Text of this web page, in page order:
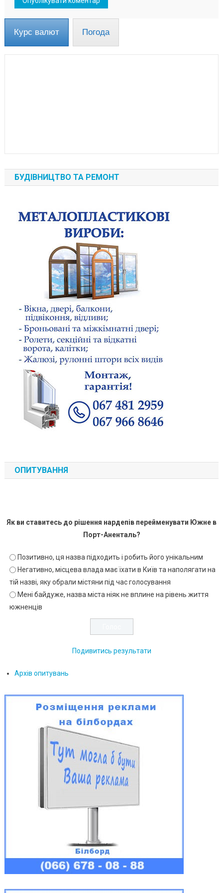
Курс валют Погода
БУДІВНИЦТВО ТА РЕМОНТ
ОПИТУВАННЯ
Як ви ставитесь до рішення нардепів перейменувати Южне в
Порт-Аненталь?
Позитивно, ця назва підходить і робить його унікальним
Негативно, місцева влада має їхати в Київ та наполягати на
тій назві, яку обрали містяни під час голосування
Мені байдуже, назва міста ніяк не вплине на рівень життя
южненців
Подивитись результати
Архів опитувань